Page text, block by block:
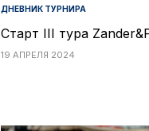
ДНЕВНИК ТУРНИРА
Старт III тура
19 АПРЕЛЯ 2024